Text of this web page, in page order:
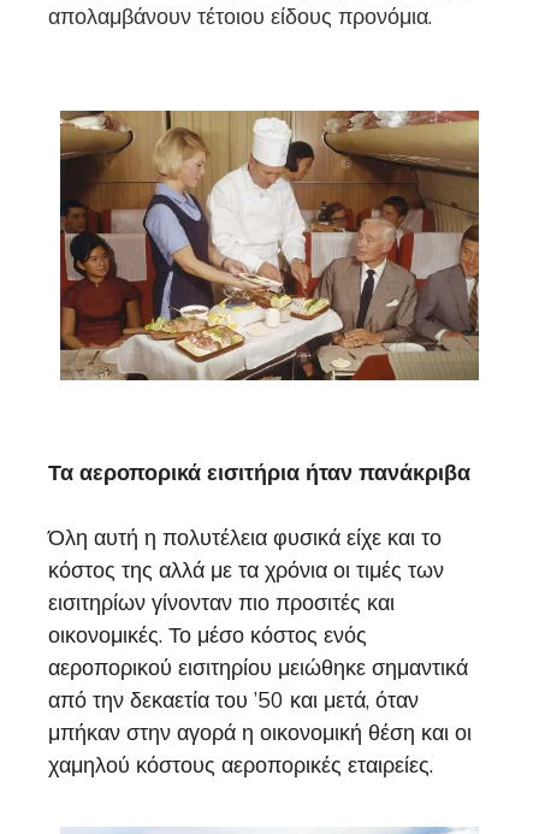
απολαμβάνουν τέτοιου είδους προνόμια.
Τα αεροπορικά εισιτήρια ήταν πανάκριβα
Όλη αυτή η πολυτέλεια φυσικά είχε και το
κόστος της αλλά με τα χρόνια οι τιμές των
εισιτηρίων γίνονταν πιο προσιτές και
οικονομικές. Το μέσο κόστος ενός
αεροπορικού εισιτηρίου μειώθηκε σημαντικά
από την δεκαετία του ’50 και μετά, όταν
μπήκαν στην αγορά η οικονομική θέση και οι
χαμηλού κόστους αεροπορικές εταιρείες.